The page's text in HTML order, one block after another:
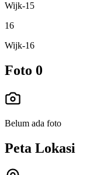
Wijk-15
16
Wijk-16
Foto 0
Belum ada foto
Peta Lokasi